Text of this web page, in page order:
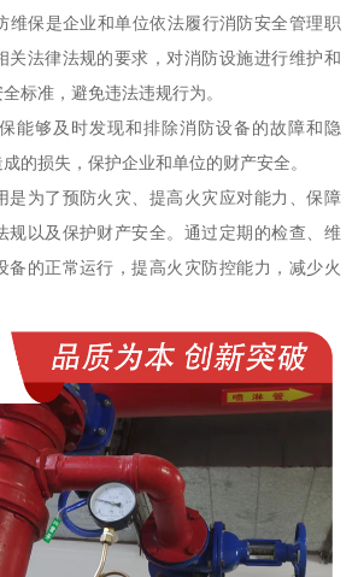
维保是企业和单位依法履行消防安全管理职
关法律法规的要求，对消防设施进行维护和
标准，避免违法违规行为。
能够及时发现和排除消防设备的故障和隐
的损失，保护企业和单位的财产安全。
是为了预防火灾、提高火灾应对能力、保障
规以及保护财产安全。通过定期的检查、维
备的正常运行，提高火灾防控能力，减少火